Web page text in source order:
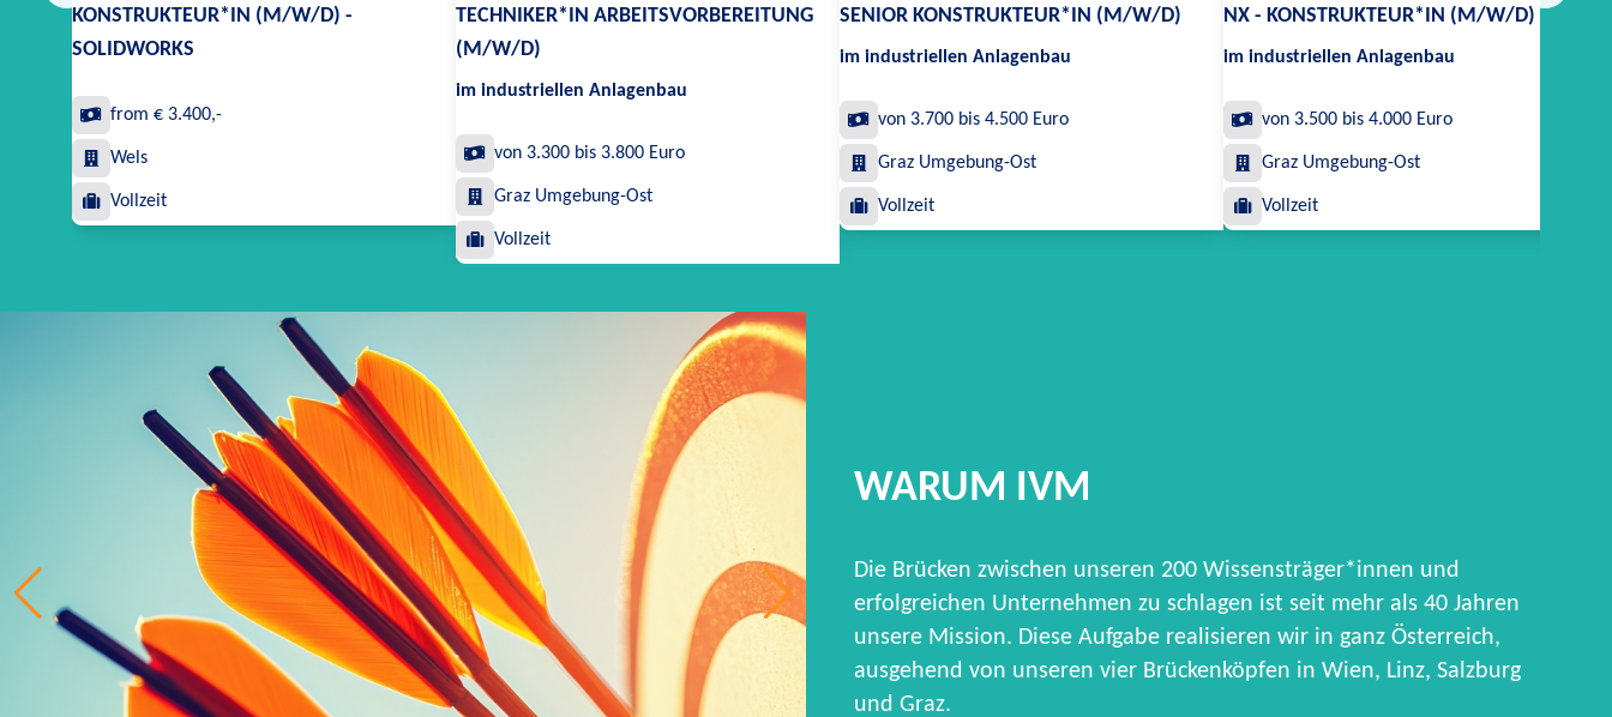
KONSTRUKTEUR*IN (M/W/D) -
SOLIDWORKS
from € 3.400,-
Wels
Vollzeit
TECHNIKER*IN ARBEITSVORBEREITUNG
(M/W/D)
im industriellen Anlagenbau
von 3.300 bis 3.800 Euro
Graz Umgebung-Ost
Vollzeit
SENIOR KONSTRUKTEUR*IN (M/W/D)
im industriellen Anlagenbau
von 3.700 bis 4.500 Euro
Graz Umgebung-Ost
Vollzeit
NX - KONSTRUKTEUR*IN (M/W/D)
im industriellen Anlagenbau
von 3.500 bis 4.000 Euro
Graz Umgebung-Ost
Vollzeit
WARUM IVM
Die Brücken zwischen unseren 200 Wissensträger*innen und
erfolgreichen Unternehmen zu schlagen ist seit mehr als 40 Jahren
unsere Mission. Diese Aufgabe realisieren wir in ganz Österreich,
ausgehend von unseren vier Brückenköpfen in Wien, Linz, Salzburg
und Graz.